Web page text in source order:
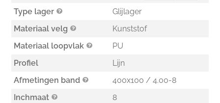
Type lager
Glijlager
Materiaal velg
Kunststof
Materiaal loopvlak
PU
Profiel
Lijn
Afmetingen band
400x100 / 4.00-8
Inchmaat
8